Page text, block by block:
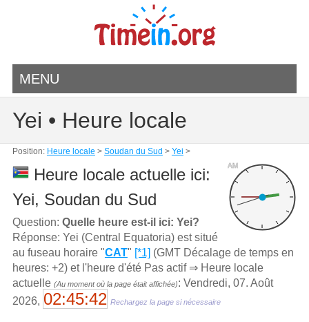
MENU
Yei • Heure locale
Position: Heure locale > Soudan du Sud > Yei >
AM
Heure locale actuelle ici:
Yei, Soudan du Sud
Question: Quelle heure est-il ici: Yei?
Réponse: Yei (Central Equatoria) est situé
au fuseau horaire "CAT" [*1] (GMT Décalage de temps en
heures: +2) et l'heure d'été Pas actif ⇒ Heure locale
actuelle (Au moment où la page était affichée): Vendredi, 07. Août
2026, 02:45:42 Rechargez la page si nécessaire